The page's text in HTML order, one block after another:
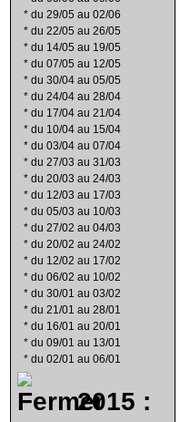
* du 29/05 au 02/06
* du 22/05 au 26/05
* du 14/05 au 19/05
* du 07/05 au 12/05
* du 30/04 au 05/05
* du 24/04 au 28/04
* du 17/04 au 21/04
* du 10/04 au 15/04
* du 03/04 au 07/04
* du 27/03 au 31/03
* du 20/03 au 24/03
* du 12/03 au 17/03
* du 05/03 au 10/03
* du 27/02 au 04/03
* du 20/02 au 24/02
* du 12/02 au 17/02
* du 06/02 au 10/02
* du 30/01 au 03/02
* du 21/01 au 28/01
* du 16/01 au 20/01
* du 09/01 au 13/01
* du 02/01 au 06/01
2015 :